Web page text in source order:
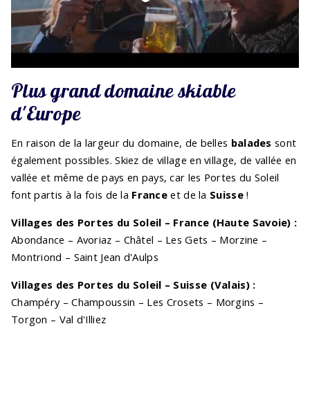
Plus grand domaine skiable
d'Europe
En raison de la largeur du domaine, de belles balades sont
également possibles. Skiez de village en village, de vallée en
vallée et même de pays en pays, car les Portes du Soleil
font partis à la fois de la France et de la Suisse!
Villages des Portes du Soleil – France (Haute Savoie) :
Abondance – Avoriaz – Châtel – Les Gets – Morzine –
Montriond – Saint Jean d'Aulps
Villages des Portes du Soleil – Suisse (Valais) :
Champéry – Champoussin – Les Crosets – Morgins –
Torgon – Val d'Illiez